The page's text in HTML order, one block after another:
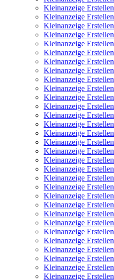
Kleinanzeige Erstellen
Kleinanzeige Erstellen
Kleinanzeige Erstellen
Kleinanzeige Erstellen
Kleinanzeige Erstellen
Kleinanzeige Erstellen
Kleinanzeige Erstellen
Kleinanzeige Erstellen
Kleinanzeige Erstellen
Kleinanzeige Erstellen
Kleinanzeige Erstellen
Kleinanzeige Erstellen
Kleinanzeige Erstellen
Kleinanzeige Erstellen
Kleinanzeige Erstellen
Kleinanzeige Erstellen
Kleinanzeige Erstellen
Kleinanzeige Erstellen
Kleinanzeige Erstellen
Kleinanzeige Erstellen
Kleinanzeige Erstellen
Kleinanzeige Erstellen
Kleinanzeige Erstellen
Kleinanzeige Erstellen
Kleinanzeige Erstellen
Kleinanzeige Erstellen
Kleinanzeige Erstellen
Kleinanzeige Erstellen
Kleinanzeige Erstellen
Kleinanzeige Erstellen
Kleinanzeige Erstellen